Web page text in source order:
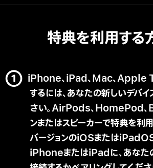
特典を利用する
iPhone、iPad、Mac、Apple
するには、あなたの新しいデバ
さい。AirPods、HomePod、
ンまたはスピーカーで特典を利
バージョンのiOSまたは
iPhoneまたはiPadに、あなた